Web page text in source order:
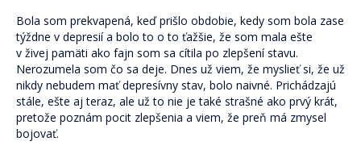
Bola som prekvapená, keď prišlo obdobie, kedy som bola zase
týždne v depresií a bolo to o to ťažšie, že som mala ešte
v živej pamäti ako fajn som sa cítila po zlepšení stavu.
Nerozumela som čo sa deje. Dnes už viem, že myslieť si, že už
nikdy nebudem mať depresívny stav, bolo naivné. Prichádzajú
stále, ešte aj teraz, ale už to nie je také strašné ako prvý krát,
pretože poznám pocit zlepšenia a viem, že preň má zmysel
bojovať.